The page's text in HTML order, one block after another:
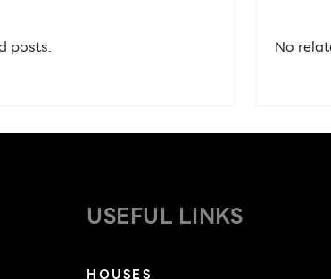
posts. No
USEFUL LINKS
HOUSES